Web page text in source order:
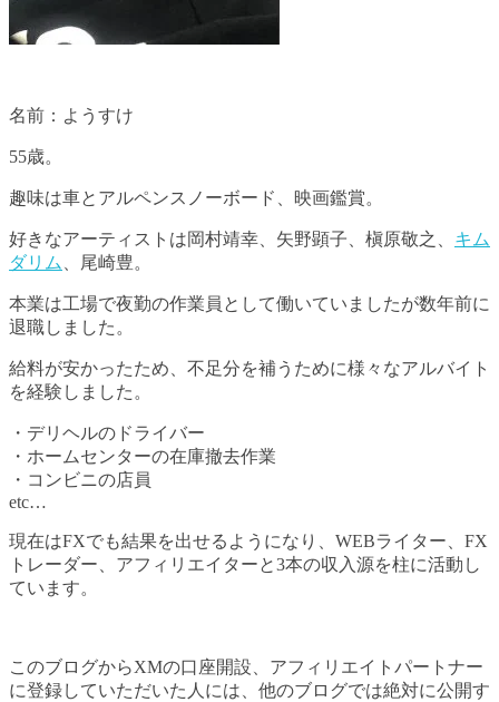
名前：ようすけ
55歳。
趣味は車とアルペンスノーボード、映画鑑賞。
好きなアーティストは岡村靖幸、矢野顕子、槇原敬之、 キム
ダリム
、尾崎豊。
本業は工場で夜勤の作業員として働いていましたが数年前に
退職しました。
給料が安かったため、不足分を補うために様々なアルバイト
を経験しました。
・デリヘルのドライバー
・ホームセンターの在庫撤去作業
・コンビニの店員
etc…
現在はFXでも結果を出せるようになり、WEBライター、FX
トレーダー、アフィリエイターと3本の収入源を柱に活動し
ています。
このブログからXMの口座開設、アフィリエイトパートナー
に登録していただいた人には、他のブログでは絶対に公開す